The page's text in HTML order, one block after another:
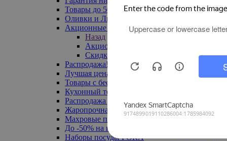
Товары до 500 руб
Оливки и Лимоны
Акционные товары
Назад
Акционные товары
Скидка 20% по промокоду
Распродажа! Ульяновск до -70%
Лучшая цена
Товары с бесплатной доставкой
Кухонный текстиль
Распродажа до -50%
Жаропрочная посуда
Махровые полотенца
До -50% на ковры
Наборы посуды FORA